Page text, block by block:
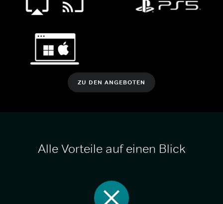
ZU DEN ANGEBOTEN
Alle Vorteile auf einen Blick